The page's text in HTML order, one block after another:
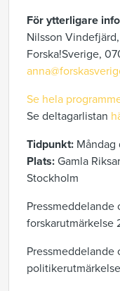
För ytterligare
Nilsson
Forska!Sverige,
Se hela
Se deltagarlistan
Tidpunkt: Måndag
Plats: Gamla
Stockholm
Pressmeddelande
forskarutmärkelse
Pressmeddelande